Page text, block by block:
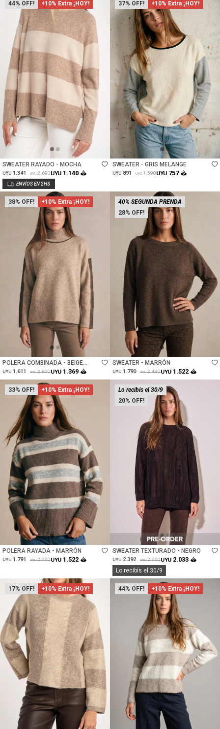
44 +10% Extra ¡HOY!
SWEATER RAYADO - MOCHA
UYU 1.341 UYU 2.690UYU 1.140
37 +10% Extra ¡HOY!
SWEATER - GRIS MELANGE
UYU 891 UYU 1.590UYU 757
38 +10% Extra ¡HOY!
Talle
POLERA COMBINADA - BEIGE
MELANGE
UYU 1.611 UYU 2.890UYU 1.369
28
40% SEGUNDA PRENDA
Talle
SWEATER - MARRÓN
UYU 1.790 UYU 2.490UYU 1.522
33 +10% Extra ¡HOY!
Talle
POLERA RAYADA - MARRÓN
UYU 1.791 UYU 2.990UYU 1.522
20
Lo recibís el 30/9
Talle
SWEATER TEXTURADO - NEGRO
UYU 2.392 UYU 2.990UYU 2.033
Lo recibís el 30/9
17 +10% Extra ¡HOY! 44 +10% Extra ¡HOY!